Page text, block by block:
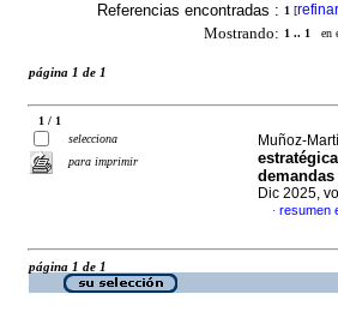
Referencias encontradas : 1 [refinar
Mostrando: 1 .. 1 en
página 1 de 1
1 / 1
selecciona
para imprimir
Muñoz-
Dic 2025,
· resumen
página 1 de 1